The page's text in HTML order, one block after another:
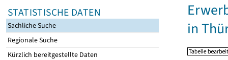
STATISTISCHE DATEN
Sachliche Suche
Regionale Suche
Kürzlich bereitgestellte Daten
in